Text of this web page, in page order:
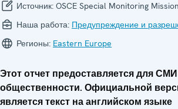
Источник: OSCE Special Monitoring
Наша работа: Предупреждение и
Регионы: Eastern Europe
Этот отчет предоставляется для
общественности. Официальной
является текст на английском языке